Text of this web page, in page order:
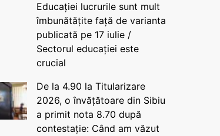
Educației lucrurile sunt mult
îmbunătățite față de varianta
publicată pe 17 iulie /
Sectorul educației este
crucial
De la 4.90 la Titularizare
2026, o învățătoare din Sibiu
a primit nota 8.70 după
contestație: Când am văzut